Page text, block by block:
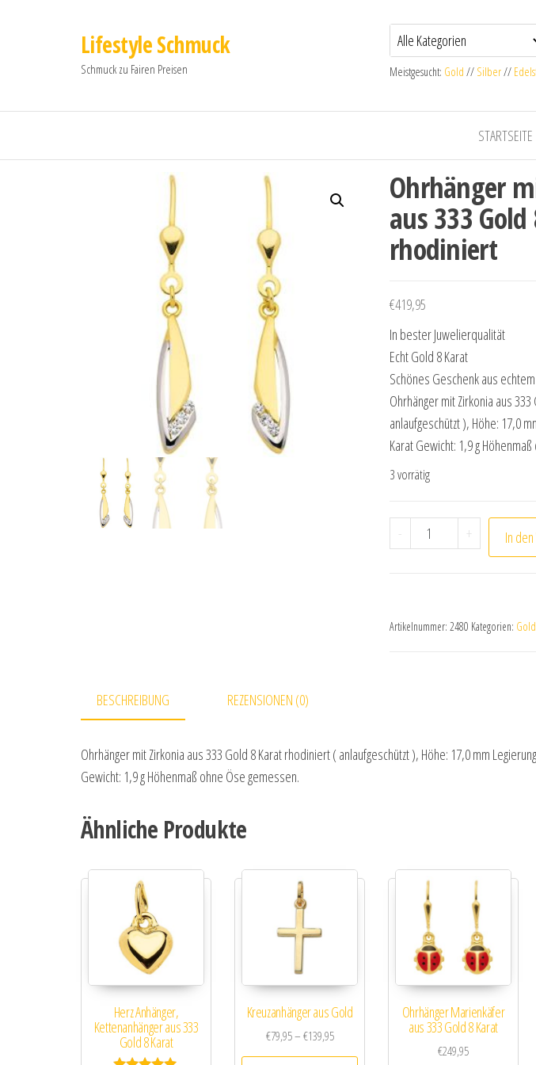
Lifestyle Schmuck
Schmuck zu Fairen Preisen Meistgesucht: Gold // Silber//
STARTSEITE
Ohrhänger
aus 333
rhodiniert
€419,95
In bester Juwelierqualität
Echt Gold 8 Karat
Schönes Geschenk aus
Ohrhänger mit Zirkonia aus
anlaufgeschützt ), Höhe: 17,0
Karat Gewicht: 1,9 g
3 vorrätig
- Ohrhänger mit
+ In
Artikelnummer: 2480 Kategorien:
BESCHREIBUNG REZENSIONEN (0)
Ohrhänger mit Zirkonia aus 333 Gold 8 Karat rhodiniert ( anlaufgeschützt ), Höhe: 17,0 mm
Gewicht: 1,9 g Höhenmaß ohne Öse gemessen.
Ähnliche Produkte
Herz Anhänger,
Kettenanhänger aus 333
Gold 8 Karat
Kreuzanhänger aus Gold
€79,95–€139,95Preisspanne: €79,95 bis €139,95
Ohrhänger Marienkäfer
aus 333 Gold 8 Karat
€249,95